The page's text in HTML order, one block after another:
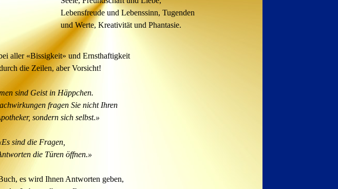
Lebensfreude und Lebenssinn, Tugenden
und Werte, Kreativität und Phantasie.
aller «Bissigkeit» und Ernsthaftigkeit
die Zeilen, aber Vorsicht!
sind Geist in Häppchen.
fragen Sie nicht Ihren
sondern sich selbst.»
sind die Fragen,
die Türen öffnen.»
es wird Ihnen Antworten geben,